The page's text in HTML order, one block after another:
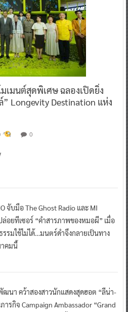
เมนต์สุดพิเศษ ฉลองเปิดยิ่ง
Longevity Destination แห่ง
^ 0
จับมือ The Ghost Radio และ MI
ล่อยทีเซอร์ “คำสารภาพของหมอผี” เมื่อ
รมใช้ไม่ได้…มนตร์ดำจึงกลายเป็นทาง
าคมนี้
ฒนา คว้าสองสาวนักแสดงสุดฮอต “ลีน่า-
ารกิจ Campaign Ambassador “Grand